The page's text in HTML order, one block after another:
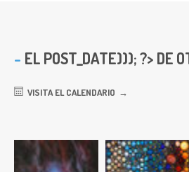
EL POST_DATE))); ?> DE
VISITA EL CALENDARIO